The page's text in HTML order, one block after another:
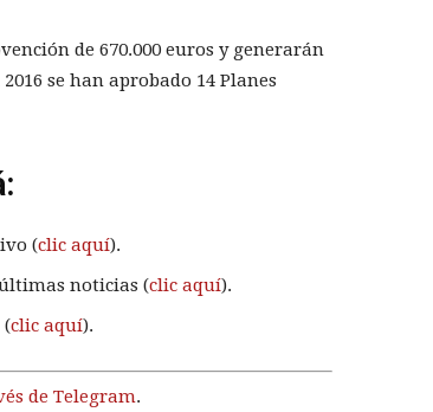
de 670.000 euros y generarán
se han aprobado 14 Planes
(clic aquí).
noticias (clic aquí).
(clic aquí).
de Telegram.